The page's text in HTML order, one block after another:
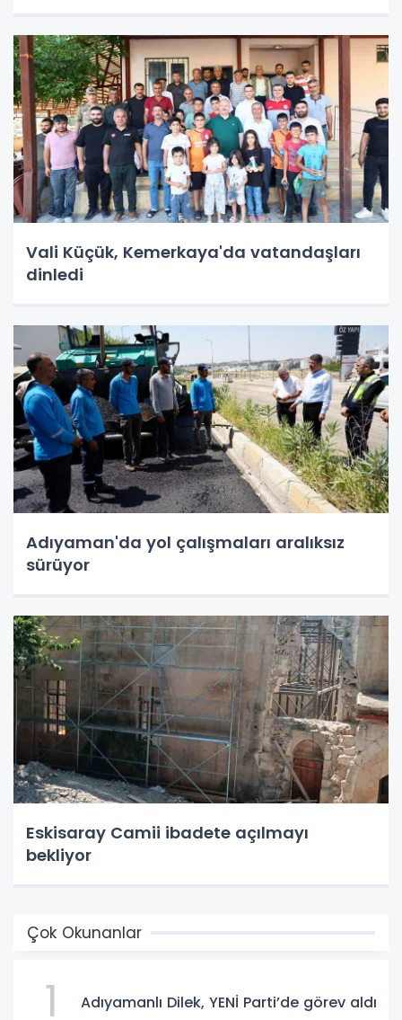
Vali Küçük, Kemerkaya'da vatandaşları
dinledi
Adıyaman'da yol çalışmaları aralıksız
sürüyor
Eskisaray Camii ibadete açılmayı
bekliyor
Çok Okunanlar
1 Adıyamanlı Dilek, YENİ Parti’de görev aldı